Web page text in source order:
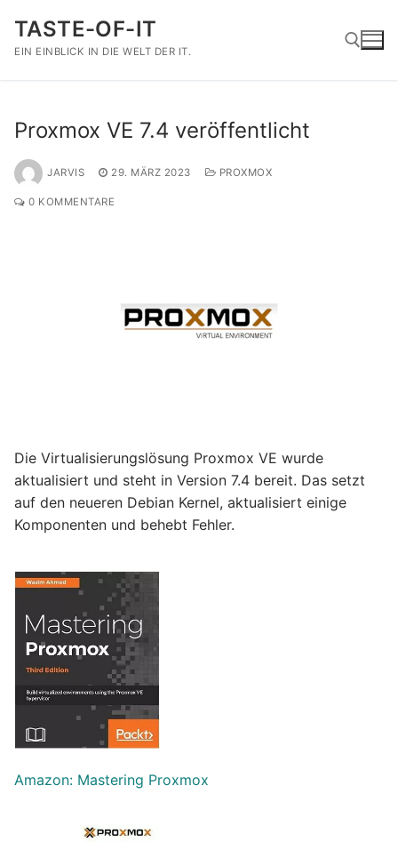
Inhalt
springen
TASTE-OF-IT
EIN EINBLICK IN DIE WELT DER IT.
Proxmox VE 7.4 veröffentlicht
JARVIS 29. MÄRZ 2023 PROXMOX
0 KOMMENTARE
Die Virtualisierungslösung Proxmox VE wurde
aktualisiert und steht in Version 7.4 bereit. Das setzt
auf den neueren Debian Kernel, aktualisiert einige
Komponenten und behebt Fehler.
Amazon: Mastering Proxmox